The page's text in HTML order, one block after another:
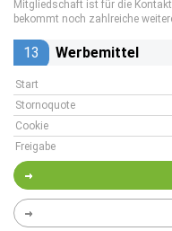
Mitgliedschaft ist für die
bekommt noch zahlreiche
13 Werbemittel
Start
Stornoquote
Cookie
Freigabe